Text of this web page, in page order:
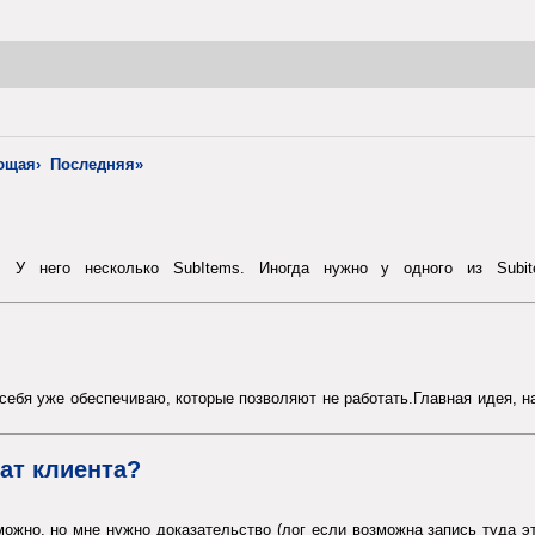
Последняя»
У него несколько SubItems. Иногда нужно у одного из
уже обеспечиваю, которые позволяют не работать.Главная идея,
клиента?
но мне нужно доказательство (лог если возможна запись